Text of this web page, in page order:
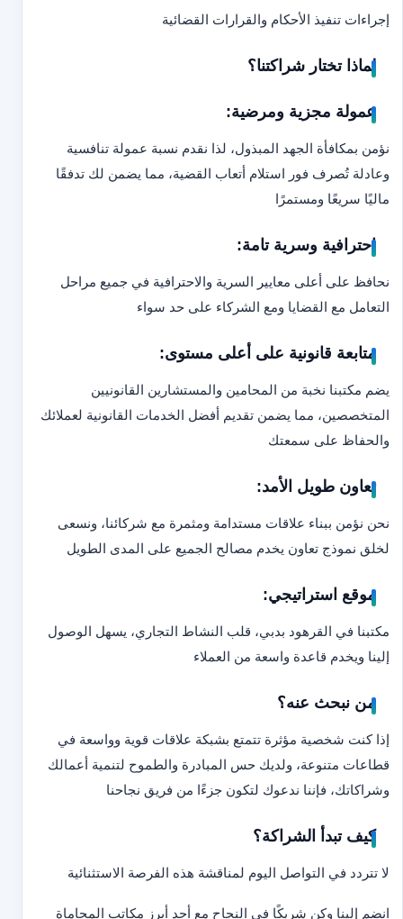
إجراءات تنفيذ الأحكام والقرارات القضائية
لماذا تختار شراكتنا؟
عمولة مجزية ومرضية:
نؤمن بمكافأة الجهد المبذول، لذا نقدم نسبة عمولة تنافسية
وعادلة تُصرف فور استلام أتعاب القضية، مما يضمن لك تدفقًا
ماليًا سريعًا ومستمرًا
احترافية وسرية تامة:
نحافظ على أعلى معايير السرية والاحترافية في جميع مراحل
التعامل مع القضايا ومع الشركاء على حد سواء
متابعة قانونية على أعلى مستوى:
يضم مكتبنا نخبة من المحامين والمستشارين القانونيين
المتخصصين، مما يضمن تقديم أفضل الخدمات القانونية لعملائك
والحفاظ على سمعتك
تعاون طويل الأمد:
نحن نؤمن ببناء علاقات مستدامة ومثمرة مع شركائنا، ونسعى
لخلق نموذج تعاون يخدم مصالح الجميع على المدى الطويل
موقع استراتيجي:
مكتبنا في القرهود بدبي، قلب النشاط التجاري، يسهل الوصول
إلينا ويخدم قاعدة واسعة من العملاء
من نبحث عنه؟
إذا كنت شخصية مؤثرة تتمتع بشبكة علاقات قوية وواسعة في
قطاعات متنوعة، ولديك حس المبادرة والطموح لتنمية أعمالك
وشراكاتك، فإننا ندعوك لتكون جزءًا من فريق نجاحنا
كيف تبدأ الشراكة؟
لا تتردد في التواصل اليوم لمناقشة هذه الفرصة الاستثنائية
انضم إلينا وكن شريكًا في النجاح مع أحد أبرز مكاتب المحاماة